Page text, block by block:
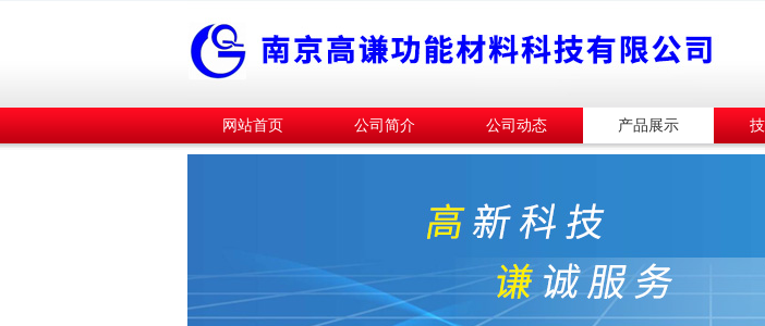
网站首页 公司简介 公司动态 产品展示